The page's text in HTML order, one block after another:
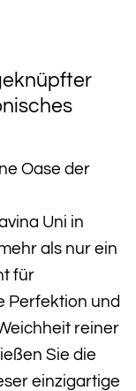
Oase der
Uni in
als nur ein
für
Perfektion und
reiner
Sie die
einzigartige